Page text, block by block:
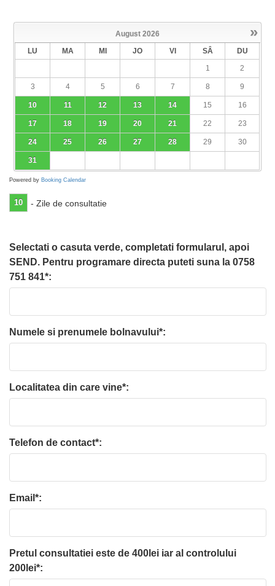
»
August 2026
LU
MA MI JO VI SÂ
DU
1
2
3 4 5 6 7 8 9
10 11 12 13 14 15 16
17 18 19 20 21 22 23
24 25 26 27 28 29 30
31
Powered by Booking Calendar
10 - Zile de consultatie
Selectati o casuta verde, completati formularul, apoi
SEND. Pentru programare directa puteti suna la 0758
751 841*:
Numele si prenumele bolnavului*:
Localitatea din care vine*:
Telefon de contact*:
Email*:
Pretul consultatiei este de 400lei iar al controlului
200lei*: